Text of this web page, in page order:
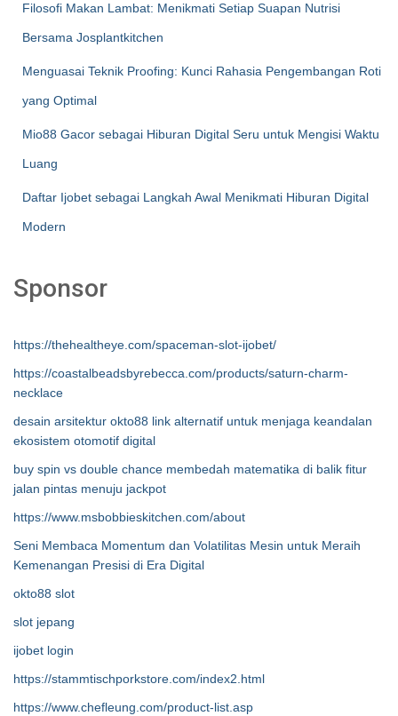
Filosofi Makan Lambat: Menikmati Setiap Suapan Nutrisi
Bersama Josplantkitchen
Menguasai Teknik Proofing: Kunci Rahasia Pengembangan Roti
yang Optimal
Mio88 Gacor sebagai Hiburan Digital Seru untuk Mengisi Waktu
Luang
Daftar Ijobet sebagai Langkah Awal Menikmati Hiburan Digital
Modern
Sponsor
https://thehealtheye.com/spaceman-slot-ijobet/
https://coastalbeadsbyrebecca.com/products/saturn-charm-
necklace
desain arsitektur okto88 link alternatif untuk menjaga keandalan
ekosistem otomotif digital
buy spin vs double chance membedah matematika di balik fitur
jalan pintas menuju jackpot
https://www.msbobbieskitchen.com/about
Seni Membaca Momentum dan Volatilitas Mesin untuk Meraih
Kemenangan Presisi di Era Digital
okto88 slot
slot jepang
ijobet login
https://stammtischporkstore.com/index2.html
https://www.chefleung.com/product-list.asp